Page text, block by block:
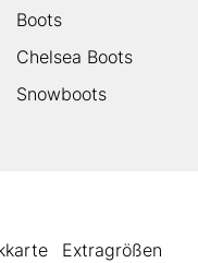
Boots
Chelsea Boots
Snowboots
Extragrößen